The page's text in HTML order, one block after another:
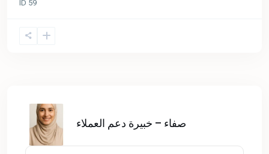
ID 59
صفاء – خبيرة دعم العملاء